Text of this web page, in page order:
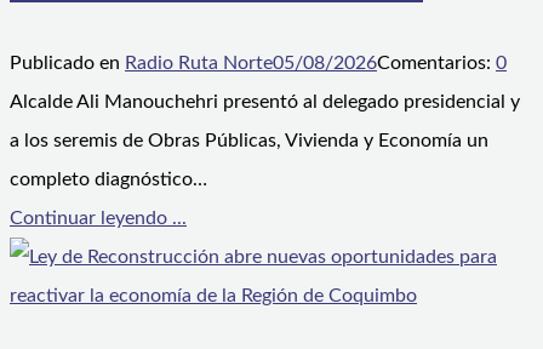
Publicado en Radio Ruta Norte05/08/2026Comentarios: 0
Alcalde Ali Manouchehri presentó al delegado presidencial y
a los seremis de Obras Públicas, Vivienda y Economía un
completo diagnóstico…
Continuar leyendo ...